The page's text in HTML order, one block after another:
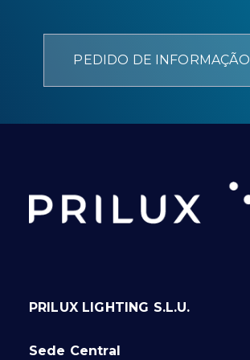
PEDIDO DE INFORMAÇÃO
PRILUX LIGHTING S.L.U.
Sede Central